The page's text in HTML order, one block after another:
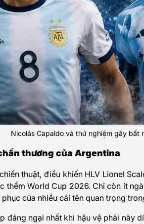
Nicolás Capaldo và thử nghiệm gây bất
thương của Argentina
thuật, điều khiến HLV Lionel
thềm World Cup 2026. Chỉ còn ít
của nhiều cái tên quan trọng
đáng ngại nhất khi hậu vệ phải này